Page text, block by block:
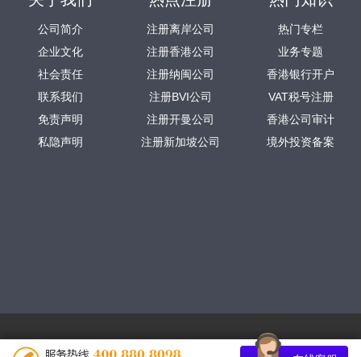
公司简介
企业文化
社会责任
联系我们
免责声明
私隐声明
注册离岸公司
注册香港公司
注册纳闽公司
注册BVI公司
注册开曼公司
注册新加坡公司
热门专栏
业务专题
香港银行开户
VAT税号注册
香港公司审计
境外投资备案